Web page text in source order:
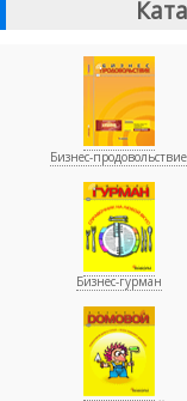
Бизнес-продовольствие
Бизнес-гурман